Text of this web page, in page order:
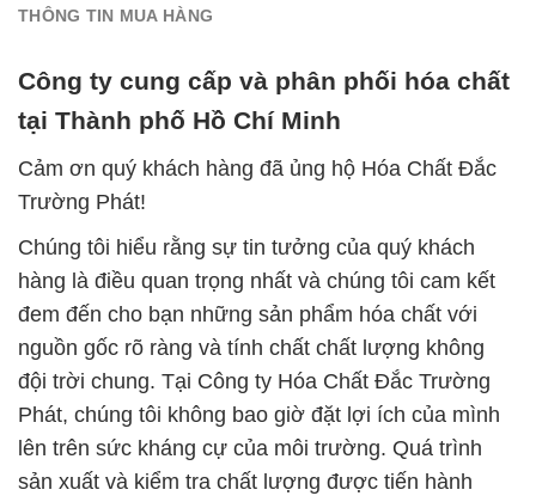
THÔNG TIN MUA HÀNG
Công ty cung cấp và phân phối hóa chất
tại Thành phố Hồ Chí Minh
Cảm ơn quý khách hàng đã ủng hộ Hóa Chất Đắc
Trường Phát!
Chúng tôi hiểu rằng sự tin tưởng của quý khách
hàng là điều quan trọng nhất và chúng tôi cam kết
đem đến cho bạn những sản phẩm hóa chất với
nguồn gốc rõ ràng và tính chất chất lượng không
đội trời chung. Tại Công ty Hóa Chất Đắc Trường
Phát, chúng tôi không bao giờ đặt lợi ích của mình
lên trên sức kháng cự của môi trường. Quá trình
sản xuất và kiểm tra chất lượng được tiến hành